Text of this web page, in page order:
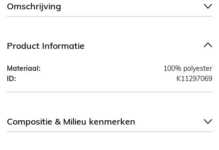
Omschrijving
Product Informatie
Materiaal:
100% polyester
ID:
K11297069
Compositie & Milieu kenmerken